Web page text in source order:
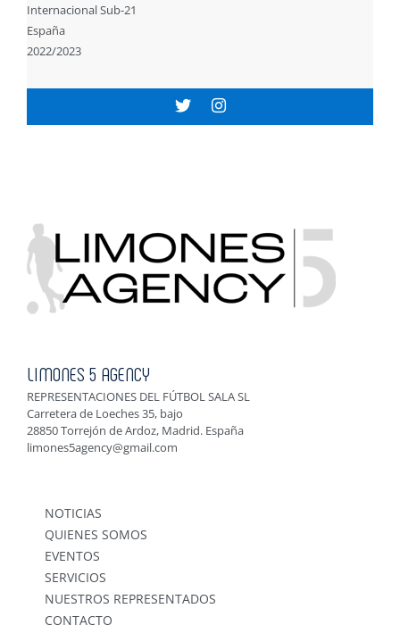
Internacional Sub-21
España
2022/2023
LIMONES 5 AGENCY
REPRESENTACIONES DEL FÚTBOL SALA SL
Carretera de Loeches 35, bajo
28850 Torrejón de Ardoz, Madrid. España
limones5agency@gmail.com
NOTICIAS
QUIENES SOMOS
EVENTOS
SERVICIOS
NUESTROS REPRESENTADOS
CONTACTO